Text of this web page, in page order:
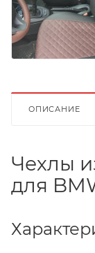
ОПИСАНИЕ
Чехлы
для